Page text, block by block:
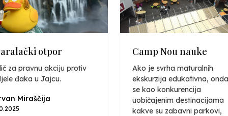
otpor
za pravnu akciju protiv
đaka u Jajcu.
Miraščija
Camp Nou nauke
Ako je svrha maturalnih
ekskurzija edukativna,
se kao konkurencija
uobičajenim destinacijama
kakve su zabavni parkovi,